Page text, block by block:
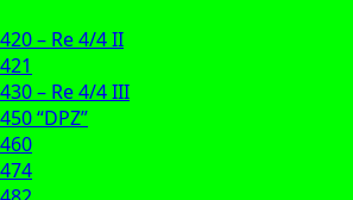
– Re 4/4 II
– Re 4/4 III
“DPZ”